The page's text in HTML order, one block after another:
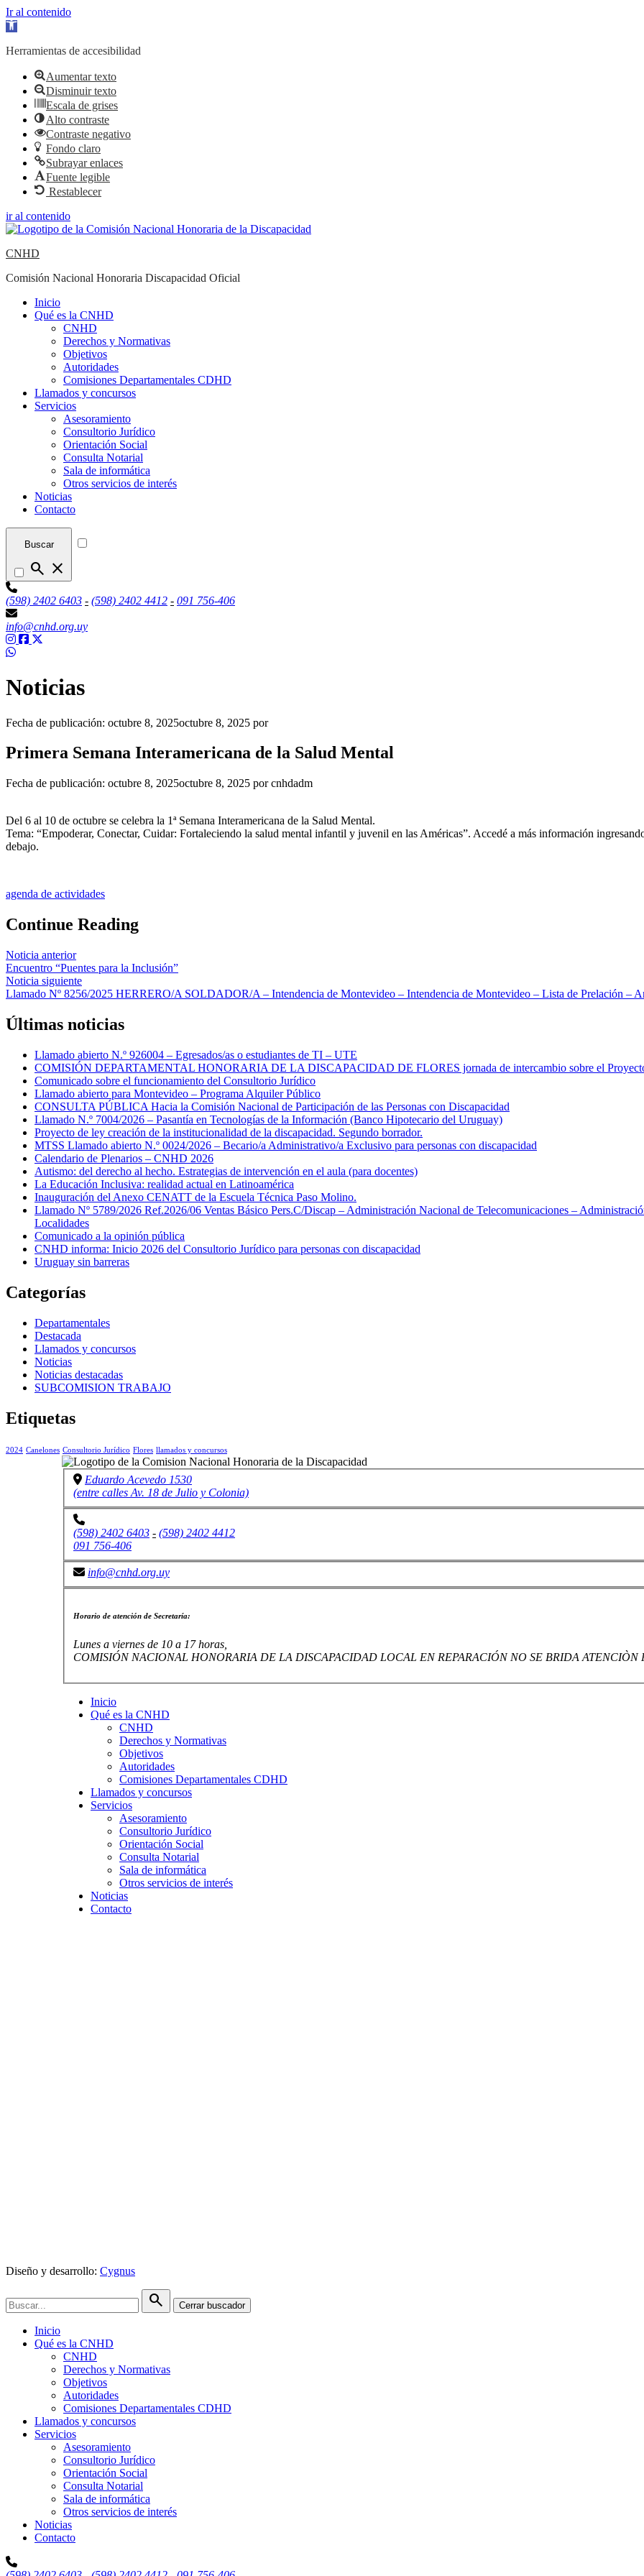
Ir al contenido
Abrir barra de herramientas
Herramientas de accesibilidad
Aumentar texto
Disminuir texto
Escala de grises
Alto contraste
Contraste negativo
Fondo claro
Subrayar enlaces
Fuente legible
Restablecer
ir al contenido
CNHD
Comisión Nacional Honoraria Discapacidad Oficial
Inicio
Qué es la CNHD
CNHD
Derechos y Normativas
Objetivos
Autoridades
Comisiones Departamentales CDHD
Llamados y concursos
Servicios
Asesoramiento
Consultorio Jurídico
Orientación Social
Consulta Notarial
Sala de informática
Otros servicios de interés
Noticias
Contacto
Buscar
search close
(598) 2402 6403 - (598) 2402 4412 - 091 756-406
info@cnhd.org.uy
Noticias
Fecha de publicación: octubre 8, 2025octubre 8, 2025 por
Primera Semana Interamericana de la Salud Mental
Fecha de publicación: octubre 8, 2025octubre 8, 2025 porcnhdadm
Del 6 al 10 de octubre se celebra la 1ª Semana Interamericana de la Salud Mental.
Tema: “Empoderar, Conectar, Cuidar: Fortaleciendo la salud mental infantil y juvenil en las Américas”. Accedé a más información
debajo.
agenda de actividades
Continue Reading
Noticia anterior
Encuentro “Puentes para la Inclusión”
Noticia siguiente
Llamado Nº 8256/2025 HERRERO/A SOLDADOR/A – Intendencia de Montevideo – Intendencia de Montevideo – Lista de Prelación –
Últimas noticias
Llamado abierto N.º 926004 – Egresados/as o estudiantes de TI – UTE
COMISIÓN DEPARTAMENTAL HONORARIA DE LA DISCAPACIDAD DE FLORES jornada de intercambio sobre el Proyecto
Comunicado sobre el funcionamiento del Consultorio Jurídico
Llamado abierto para Montevideo – Programa Alquiler Público
CONSULTA PÚBLICA Hacia la Comisión Nacional de Participación de las Personas con Discapacidad
Llamado N.º 7004/2026 – Pasantía en Tecnologías de la Información (Banco Hipotecario del Uruguay)
Proyecto de ley creación de la institucionalidad de la discapacidad. Segundo borrador.
MTSS Llamado abierto N.º 0024/2026 – Becario/a Administrativo/a Exclusivo para personas con discapacidad
Calendario de Plenarios – CNHD 2026
Autismo: del derecho al hecho. Estrategias de intervención en el aula (para docentes)
La Educación Inclusiva: realidad actual en Latinoamérica
Inauguración del Anexo CENATT de la Escuela Técnica Paso Molino.
Llamado Nº 5789/2026 Ref.2026/06 Ventas Básico Pers.C/Discap – Administración Nacional de Telecomunicaciones –
Localidades
Comunicado a la opinión pública
CNHD informa: Inicio 2026 del Consultorio Jurídico para personas con discapacidad
Uruguay sin barreras
Categorías
Departamentales
Destacada
Llamados y concursos
Noticias
Noticias destacadas
SUBCOMISION TRABAJO
Etiquetas
2024 Canelones Consultorio Jurídico Flores llamados y concursos
Eduardo Acevedo 1530
(entre calles Av. 18 de Julio y Colonia)
(598) 2402 6403 - (598) 2402 4412
091 756-406
info@cnhd.org.uy
Horario de atención de Secretaría:
Lunes a viernes de 10 a 17 horas,
COMISIÓN NACIONAL HONORARIA DE LA DISCAPACIDAD LOCAL EN REPARACIÓN NO SE BRIDA ATENCIÒN
Inicio
Qué es la CNHD
CNHD
Derechos y Normativas
Objetivos
Autoridades
Comisiones Departamentales CDHD
Llamados y concursos
Servicios
Asesoramiento
Consultorio Jurídico
Orientación Social
Consulta Notarial
Sala de informática
Otros servicios de interés
Noticias
Contacto
Diseño y desarrollo: Cygnus
search Cerrar buscador
Inicio
Qué es la CNHD
CNHD
Derechos y Normativas
Objetivos
Autoridades
Comisiones Departamentales CDHD
Llamados y concursos
Servicios
Asesoramiento
Consultorio Jurídico
Orientación Social
Consulta Notarial
Sala de informática
Otros servicios de interés
Noticias
Contacto